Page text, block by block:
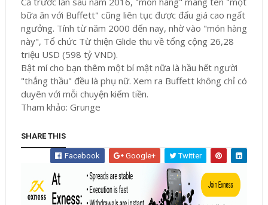
bữa ăn với Buffett" cũng liên tục được đấu giá cao ngất
ngưởng. Tính từ năm 2000 đến nay, nhờ vào "món hàng
này", Tổ chức Từ thiện Glide thu về tổng cộng 26,28
triệu USD (598 tỷ VND).
Bật mí cho bạn thêm một bí mật nữa là hầu hết người
"thắng thầu" đều là phụ nữ. Xem ra Buffett không chỉ có
duyên với mỗi chuyện kiếm tiền.
Tham khảo: Grunge
SHARE THIS
Facebook Google+ Twitter